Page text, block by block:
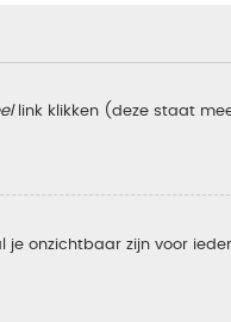
link klikken (deze staat
je onzichtbaar zijn voor